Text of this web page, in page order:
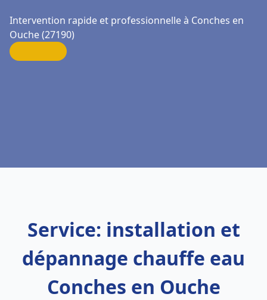
Intervention rapide et professionnelle à Conches en
Ouche (27190)
Service: installation et
dépannage chauffe eau
Conches en Ouche